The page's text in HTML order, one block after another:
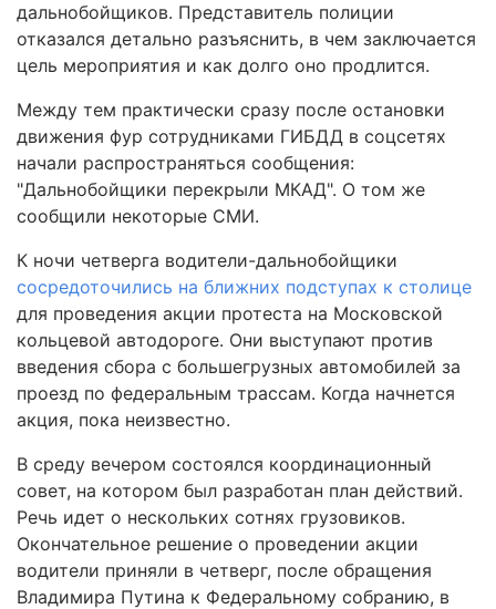
дальнобойщиков. Представитель полиции
отказался детально разъяснить, в чем заключается
цель мероприятия и как долго оно продлится.
Между тем практически сразу после остановки
движения фур сотрудниками ГИБДД в соцсетях
начали распространяться сообщения:
"Дальнобойщики перекрыли МКАД". О том же
сообщили некоторые СМИ.
К ночи четверга водители-дальнобойщики
сосредоточились на ближних подступах к столице
для проведения акции протеста на Московской
кольцевой автодороге. Они выступают против
введения сбора с большегрузных автомобилей за
проезд по федеральным трассам. Когда начнется
акция, пока неизвестно.
В среду вечером состоялся координационный
совет, на котором был разработан план действий.
Речь идет о нескольких сотнях грузовиков.
Окончательное решение о проведении акции
водители приняли в четверг, после обращения
Владимира Путина к Федеральному собранию, в